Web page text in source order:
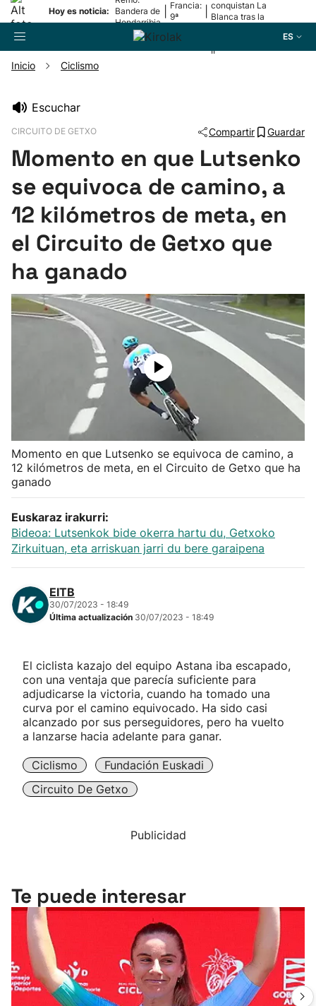
Hoy es noticia:
Bandera de
Hondarribia
Francia:
9ª
conquistan La
Blanca tras la
II
ES
Pelota
Remo
Ciclismo
Kirolak 360
Atletismo
Carreras de montaña
Más deportes
"Helmuga"
Inicio Ciclismo
Escuchar
CIRCUITO DE GETXO Compartir Guardar
Momento en que Lutsenko
se equivoca de camino, a
12 kilómetros de meta, en
el Circuito de Getxo que
ha ganado
Momento en que Lutsenko se equivoca de camino, a
12 kilómetros de meta, en el Circuito de Getxo que ha
ganado
Euskaraz irakurri:
Bideoa: Lutsenkok bide okerra hartu du, Getxoko
Zirkuituan, eta arriskuan jarri du bere garaipena
EITB
30/07/2023 - 18:49
Última actualización 30/07/2023 - 18:49
El ciclista kazajo del equipo Astana iba escapado,
con una ventaja que parecía suficiente para
adjudicarse la victoria, cuando ha tomado una
curva por el camino equivocado. Ha sido casi
alcanzado por sus perseguidores, pero ha vuelto
a lanzarse hacia adelante para ganar.
Ciclismo
Fundación Euskadi
Circuito De Getxo
Publicidad
Te puede interesar